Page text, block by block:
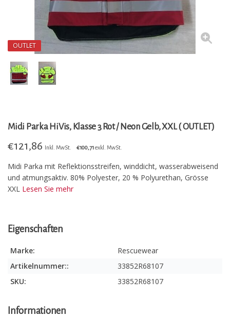
OUTLET
Midi Parka HiVis, Klasse 3 Rot / Neon Gelb, XXL ( OUTLET)
€121,86 Inkl. MwSt. €100,71exkl. MwSt.
Midi Parka mit Reflektionsstreifen, winddicht, wasserabweisend
und atmungsaktiv. 80% Polyester, 20 % Polyurethan, Grösse
XXL Lesen Sie mehr
Eigenschaften
Marke:
Rescuewear
Artikelnummer::
33852R68107
SKU:
33852R68107
Informationen